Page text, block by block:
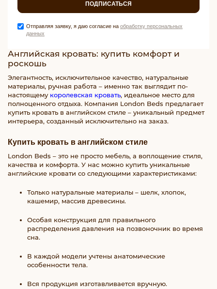
ПОДПИСАТЬСЯ
Отправляя заявку, я даю согласие на обработку персональных
данных
Английская кровать: купить комфорт и
роскошь
Элегантность, исключительное качество, натуральные
материалы, ручная работа – именно так выглядит по-
настоящему королевская кровать, идеальное место для
полноценного отдыха. Компания London Beds предлагает
купить кровать в английском стиле – уникальный предмет
интерьера, созданный исключительно на заказ.
Купить кровать в английском стиле
London Beds – это не просто мебель, а воплощение стиля,
качества и комфорта. У нас можно купить уникальные
английские кровати со следующими характеристиками:
Только натуральные материалы – шелк, хлопок,
кашемир, массив древесины.
Особая конструкция для правильного
распределения давления на позвоночник во время
сна.
В каждой модели учтены анатомические
особенности тела.
Вся продукция изготавливается вручную.